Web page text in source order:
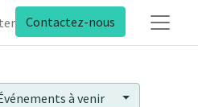
Contactez-nous
à venir